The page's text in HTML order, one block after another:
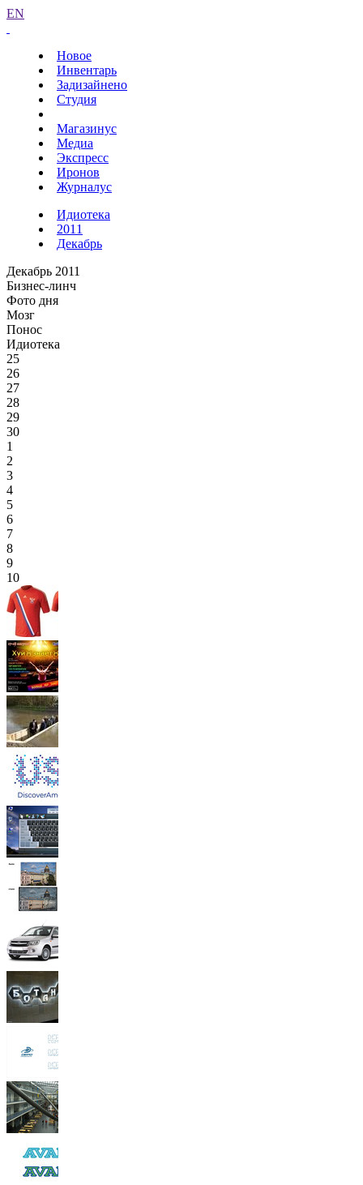
EN
Новое
Инвентарь
Задизайнено
Студия
Магазинус
Медиа
Экспресс
Иронов
Журналус
Идиотека
2011
Декабрь
Декабрь 2011
Бизнес-линч
Фото дня
Мозг
Понос
Идиотека
25
26
27
28
29
30
1
2
3
4
5
6
7
8
9
10